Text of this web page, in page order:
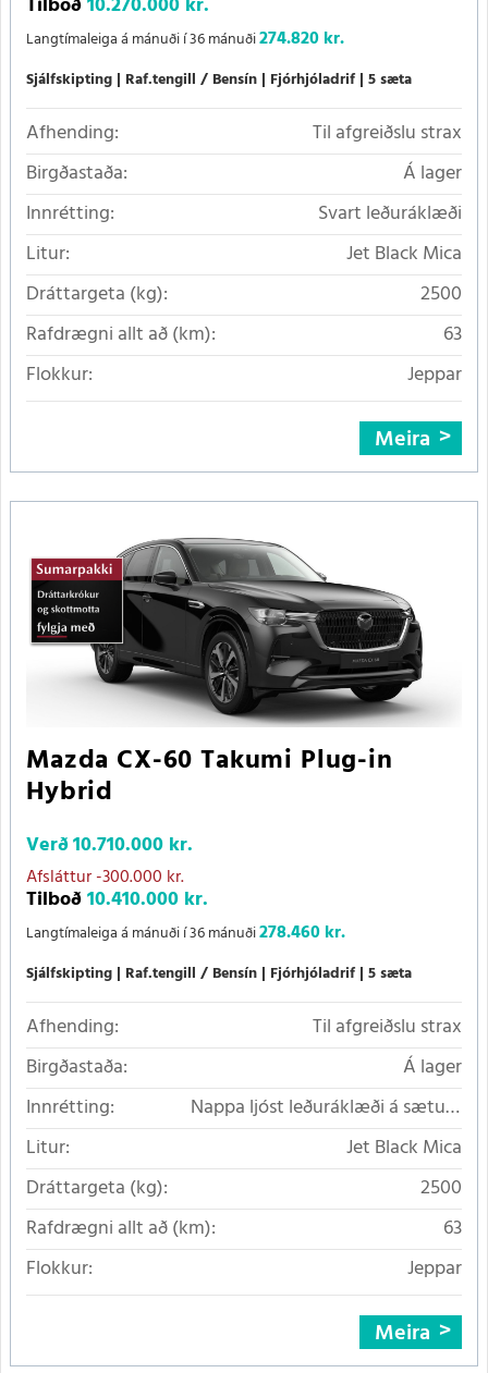
Langtímaleiga á mánuði í 36 mánuði274.820 kr.
Sjálfskipting Raf.tengill / Bensín Fjórhjóladrif 5 sæta
Afhending:
Til afgreiðslu strax
Birgðastaða:
Á lager
Innrétting:
Svart leðuráklæði
Litur:
Jet Black Mica
Dráttargeta (kg):
2500
Rafdrægni allt að (km):
63
Flokkur:
Jeppar
Meira
Mazda CX-60 Takumi Plug-in
Hybrid
Verð10.710.000 kr.
Afsláttur-300.000 kr.
Tilboð10.410.000 kr.
Langtímaleiga á mánuði í 36 mánuði278.460 kr.
Sjálfskipting Raf.tengill / Bensín Fjórhjóladrif 5 sæta
Afhending:
Til afgreiðslu strax
Birgðastaða:
Á lager
Innrétting:
Nappa ljóst leðuráklæði á sætum
(BLACK/PURE WHITE1)
Litur:
Jet Black Mica
Dráttargeta (kg):
2500
Rafdrægni allt að (km):
63
Flokkur:
Jeppar
Meira